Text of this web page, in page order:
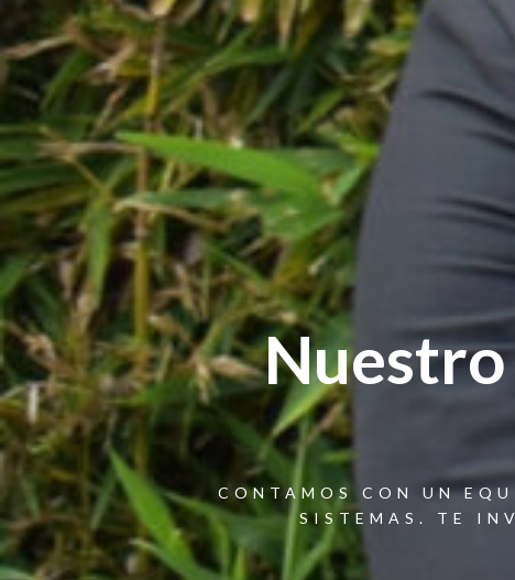
Nuestro
CONTAMOS CON UN
SISTEMAS. TE